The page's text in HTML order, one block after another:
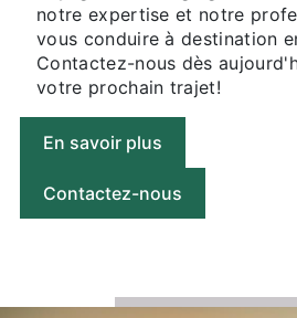
notre expertise et notre
vous conduire à destination
Contactez-nous dès
votre prochain trajet!
En savoir plus
Contactez-nous